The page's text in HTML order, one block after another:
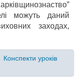
можуть даний
заходах,
Конспекти уроків